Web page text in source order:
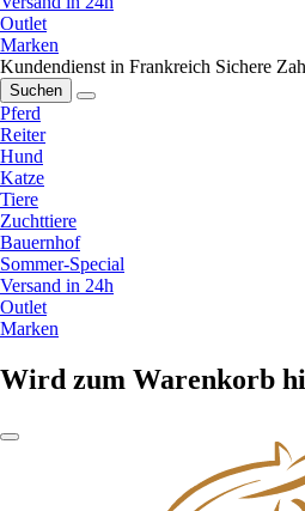
Outlet
Marken
Kundendienst in Frankreich Sichere
Suchen
Pferd
Reiter
Hund
Katze
Tiere
Zuchttiere
Bauernhof
Sommer-Special
Versand in 24h
Outlet
Marken
Wird zum Warenkorb